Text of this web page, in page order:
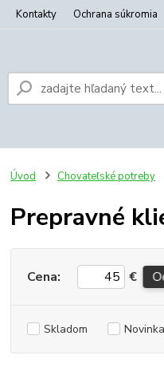
Kontakty Ochrana súkromia
Úvod Chovateľské potreby
Prepravné
Cena: €
Skladom Novinka